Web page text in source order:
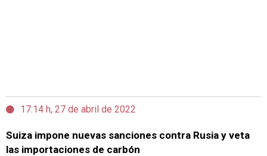
17:14 h, 27 de abril de 2022
Suiza impone nuevas sanciones contra Rusia y veta
las importaciones de carbón